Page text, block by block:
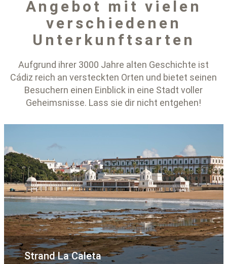
Angebot mit vielen
verschiedenen
Unterkunftsarten
Aufgrund ihrer 3000 Jahre alten Geschichte ist
Cádiz reich an versteckten Orten und bietet seinen
Besuchern einen Einblick in eine Stadt voller
Geheimsnisse. Lass sie dir nicht entgehen!
Strand La Caleta